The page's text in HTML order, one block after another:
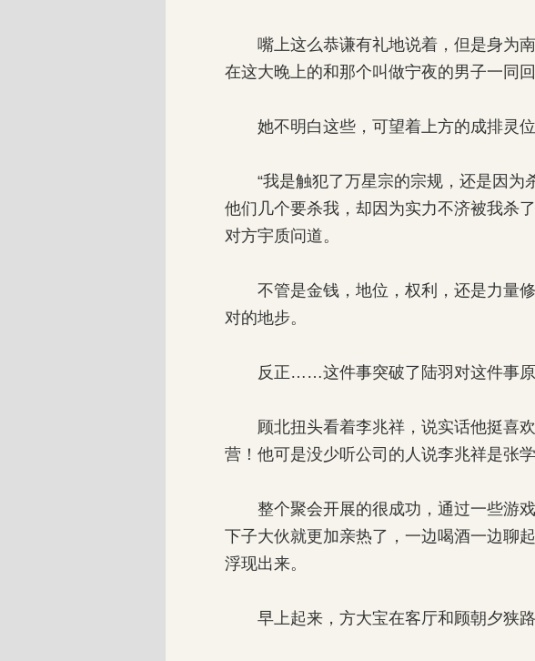
嘴上这么恭谦有礼地说着，但是身为南
在这大晚上的和那个叫做宁夜的男子一同
她不明白这些，可望着上方的成排灵位
“我是触犯了万星宗的宗规，还是因为
他们几个要杀我，却因为实力不济被我杀
对方宇质问道。
不管是金钱，地位，权利，还是力量修
对的地步。
反正……这件事突破了陆羽对这件事原
顾北扭头看着李兆祥，说实话他挺喜欢
营！他可是没少听公司的人说李兆祥是张学
整个聚会开展的很成功，通过一些游戏
下子大伙就更加亲热了，一边喝酒一边聊
浮现出来。
早上起来，方大宝在客厅和顾朝夕狭路